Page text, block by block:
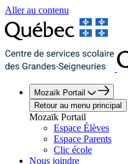
Aller au contenu
Mozaïk Portail
Retour au menu principal
Mozaïk Portail
Espace Élèves
Espace Parents
Clic école
Nous joindre